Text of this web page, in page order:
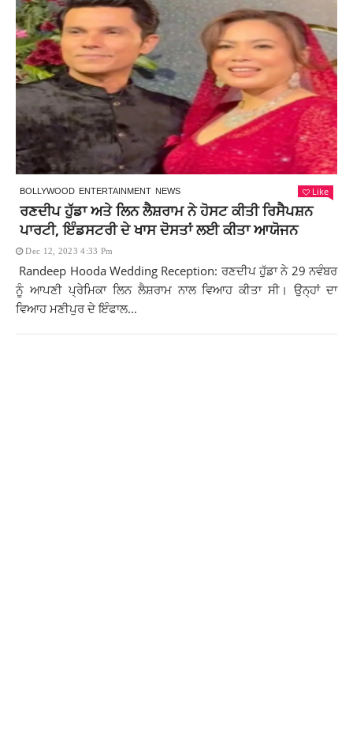
BOLLYWOOD ENTERTAINMENT NEWS Like
ਰਣਦੀਪ ਹੁੱਡਾ ਅਤੇ ਲਿਨ ਲੈਸ਼ਰਾਮ ਨੇ ਹੋਸਟ ਕੀਤੀ ਰਿਸੈਪਸ਼ਨ
ਪਾਰਟੀ, ਇੰਡਸਟਰੀ ਦੇ ਖਾਸ ਦੋਸਤਾਂ ਲਈ ਕੀਤਾ ਆਯੋਜਨ
Dec 12, 2023 4:33 Pm
Randeep Hooda Wedding Reception: ਰਣਦੀਪ ਹੁੱਡਾ ਨੇ 29 ਨਵੰਬਰ
ਨੂੰ ਆਪਣੀ ਪ੍ਰੇਮਿਕਾ ਲਿਨ ਲੈਸ਼ਰਾਮ ਨਾਲ ਵਿਆਹ ਕੀਤਾ ਸੀ। ਉਨ੍ਹਾਂ ਦਾ
ਵਿਆਹ ਮਣੀਪੁਰ ਦੇ ਇੰਫਾਲ...